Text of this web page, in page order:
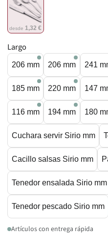
desde 1,32 €
Largo
206 mm 206 mm 241
185 mm 220 mm 147
116 mm 194 mm 180
Cuchara servir Sirio mm
Cacillo salsas Sirio mm
Tenedor ensalada Sirio mm
Tenedor pescado Sirio mm
Artículos con entrega rápida